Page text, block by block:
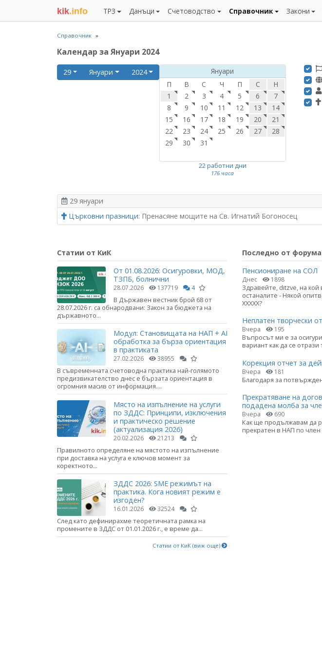
kik.info ТРЗ Данъци Счетоводство Справочник Закони
Справочник
Календар за Януари 2024
29 Януари 2024
Януари
П
В С Ч П С
Н
1
2 3 4 5 6
7
8
9 10 11 12 13
14
15
16 17 18 19 20
21
22
23 24 25 26 27
28
29
30 31
22 работни дни
176 часа
29 януари
Църковни празници: Пренасяне мощите на Св. Игнатий Богоносец
Статии от КиК
От 01.08.2026: Осигуровки, МОД,
ТЗПБ, болнични
28.07.2026 137719 4
В Държавен вестник брой 68 от
28.07.2026 г. са обнародвани: Закон за бюджета на
държавното...
Модул: Становищата на НАП + AI
обработка за бърза ориентация
в практиката
27.02.2026 38955
В съвременната счетоводна практика най-голямото
предизвикателство днес е бързата ориентация в
огромния масив от информация....
Място на изпълнение на услуги
по ЗДДС: Принципи, изключения
и практическо решение
(актуализация 2026)
20.02.2026 21213
Правилното определяне на мястото на изпълнение
при доставка на услуга е ключов момент за
коректното...
ЗДДС 2026: SME режимът на
практика. Кога новият режим е
изгоден?
16.01.2026 32524
След като дефинирахме теоретичната рамка на
промените в ЗДДС от 01.01.2026 г., е време да...
Статии от КиК (виж още)
Последно от форума
Пенсиониране на СОЛ
Днес 1898
Здравейте, ditzve, на кой
останалите - Някой
ХХХХХ?
Неплатен творчески
Вчера 195
Въпросът ми е за
вариант как да се
Корекция отчет за
Вчера 181
Благодаря за
Прекратяване на
подадена молба за
Вчера 690
Как ще продължавам да
прекратен в НАП по член